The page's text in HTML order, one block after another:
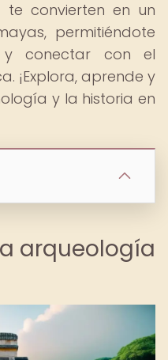
te convierten en un
permitiéndote
y conectar con el
¡Explora, aprende y
y la historia en
arqueología